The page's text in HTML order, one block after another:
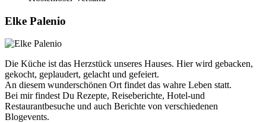
Elke Palenio
Die Küche ist das Herzstück unseres Hauses. Hier wird gebacken,
gekocht, geplaudert, gelacht und gefeiert.
An diesem wunderschönen Ort findet das wahre Leben statt.
Bei mir findest Du Rezepte, Reiseberichte, Hotel-und
Restaurantbesuche und auch Berichte von verschiedenen
Blogevents.